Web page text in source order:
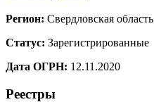
Регион: Свердловская область
Статус: Зарегистрированные
Дата ОГРН: 12.11.2020
Реестры